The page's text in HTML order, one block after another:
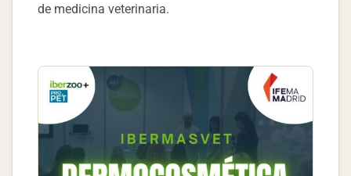
de medicina veterinaria.